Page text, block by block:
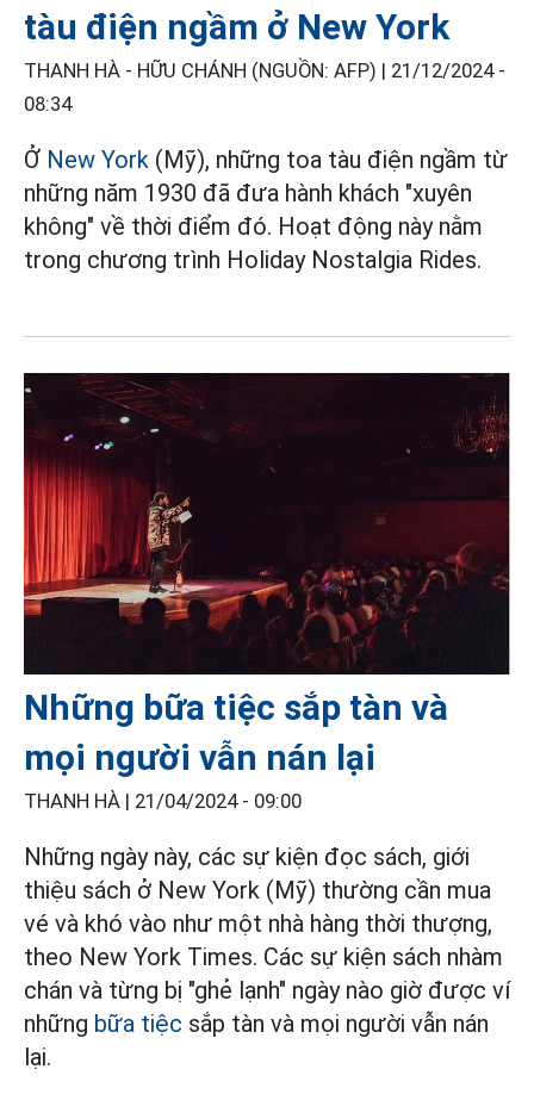
tàu điện ngầm ở New York
THANH HÀ - HỮU CHÁNH (NGUỒN: AFP) | 21/12/2024 -
08:34
Ở New York (Mỹ), những toa tàu điện ngầm từ
những năm 1930 đã đưa hành khách "xuyên
không" về thời điểm đó. Hoạt động này nằm
trong chương trình Holiday Nostalgia Rides.
Những bữa tiệc sắp tàn và
mọi người vẫn nán lại
THANH HÀ | 21/04/2024 - 09:00
Những ngày này, các sự kiện đọc sách, giới
thiệu sách ở New York (Mỹ) thường cần mua
vé và khó vào như một nhà hàng thời thượng,
theo New York Times. Các sự kiện sách nhàm
chán và từng bị "ghẻ lạnh" ngày nào giờ được ví
những bữa tiệc sắp tàn và mọi người vẫn nán
lại.